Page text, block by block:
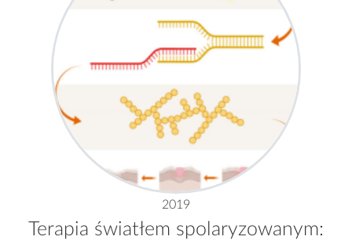
2019
Terapia światłem spolaryzowanym: